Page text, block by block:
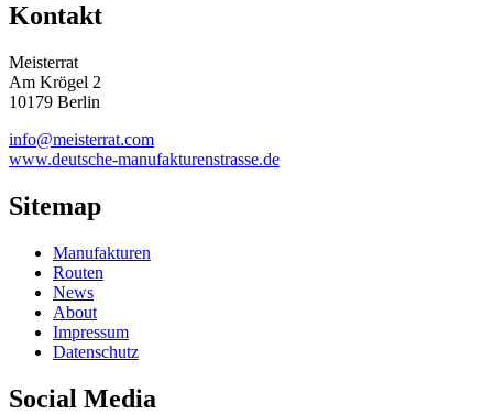
Kontakt
Meisterrat
Am Krögel 2
10179 Berlin
info@meisterrat.com
www.deutsche-manufakturenstrasse.de
Sitemap
Manufakturen
Routen
News
About
Impressum
Datenschutz
Social Media